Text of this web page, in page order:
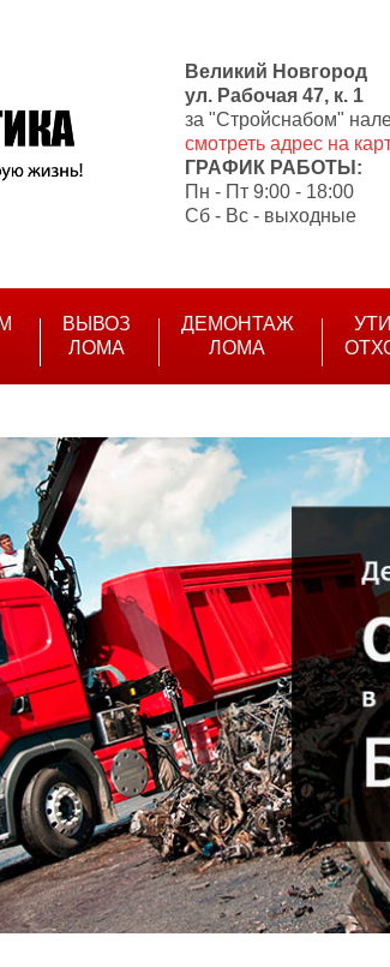
Великий Новгород
ул. Рабочая 47, к. 1
за "Cтройснабом"
смотреть адрес на
ГРАФИК РАБОТЫ:
Пн - Пт 9:00 - 18:00
Сб - Вс - выходные
ВЫВОЗ
ЛОМА
ДЕМОНТАЖ
ЛОМА